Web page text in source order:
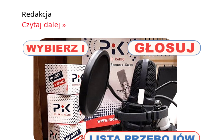
Redakcja
Czytaj dalej »